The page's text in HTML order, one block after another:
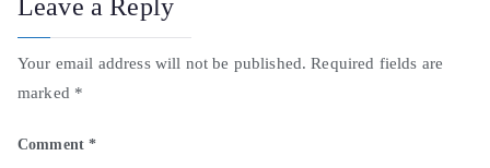
Leave a Reply
Your email address will not be published. Required fields are
marked *
Comment*